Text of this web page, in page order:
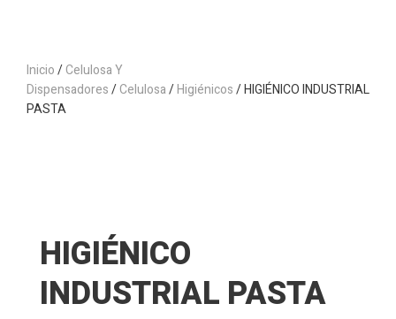
Inicio/Celulosa Y
Dispensadores/Celulosa/Higiénicos/ HIGIÉNICO INDUSTRIAL
PASTA
HIGIÉNICO
INDUSTRIAL PASTA